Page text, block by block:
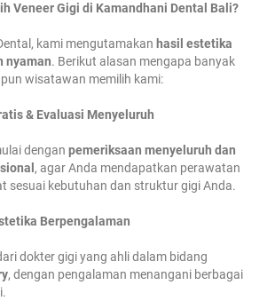
Veneer Gigi di Kamandhani Dental Bali?
kami mengutamakan hasil estetika
nyaman. Berikut alasan mengapa banyak
wisatawan memilih kami:
& Evaluasi Menyeluruh
dengan pemeriksaan menyeluruh dan
, agar Anda mendapatkan perawatan
sesuai kebutuhan dan struktur gigi Anda.
Berpengalaman
dokter gigi yang ahli dalam bidang
, dengan pengalaman menangani berbagai